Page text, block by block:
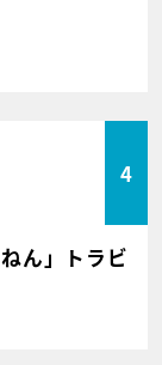
4
ん」トラビ